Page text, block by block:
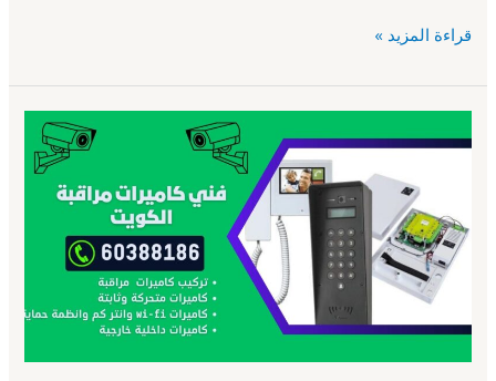
قراءة المزيد »
كاميرات
–
60388186
تركيب
كاميرات